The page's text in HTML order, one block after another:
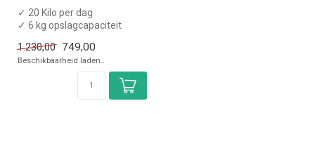
✓ 20 Kilo per dag
✓ 6 kg opslagcapaciteit
✓ Breedte 36,5 c...
1.230,00 749,00
Beschikbaarheid laden..